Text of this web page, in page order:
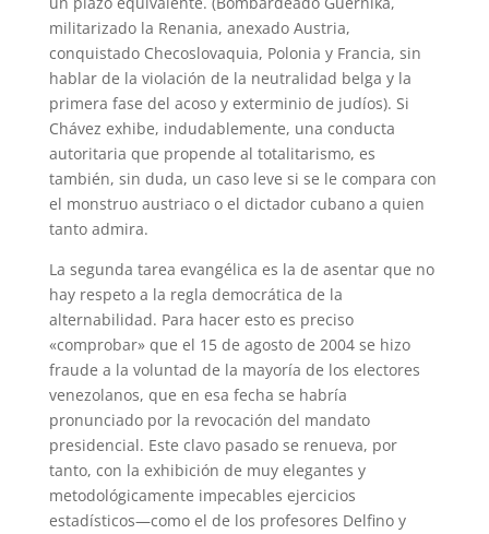
militarizado la Renania, anexado Austria,
conquistado Checoslovaquia, Polonia y Francia, sin
hablar de la violación de la neutralidad belga y la
primera fase del acoso y exterminio de judíos). Si
Chávez exhibe, indudablemente, una conducta
autoritaria que propende al totalitarismo, es
también, sin duda, un caso leve si se le compara con
el monstruo austriaco o el dictador cubano a quien
tanto admira.
La segunda tarea evangélica es la de asentar que no
hay respeto a la regla democrática de la
alternabilidad. Para hacer esto es preciso
«comprobar» que el 15 de agosto de 2004 se hizo
fraude a la voluntad de la mayoría de los electores
venezolanos, que en esa fecha se habría
pronunciado por la revocación del mandato
presidencial. Este clavo pasado se renueva, por
tanto, con la exhibición de muy elegantes y
metodológicamente impecables ejercicios
estadísticos—como el de los profesores Delfino y